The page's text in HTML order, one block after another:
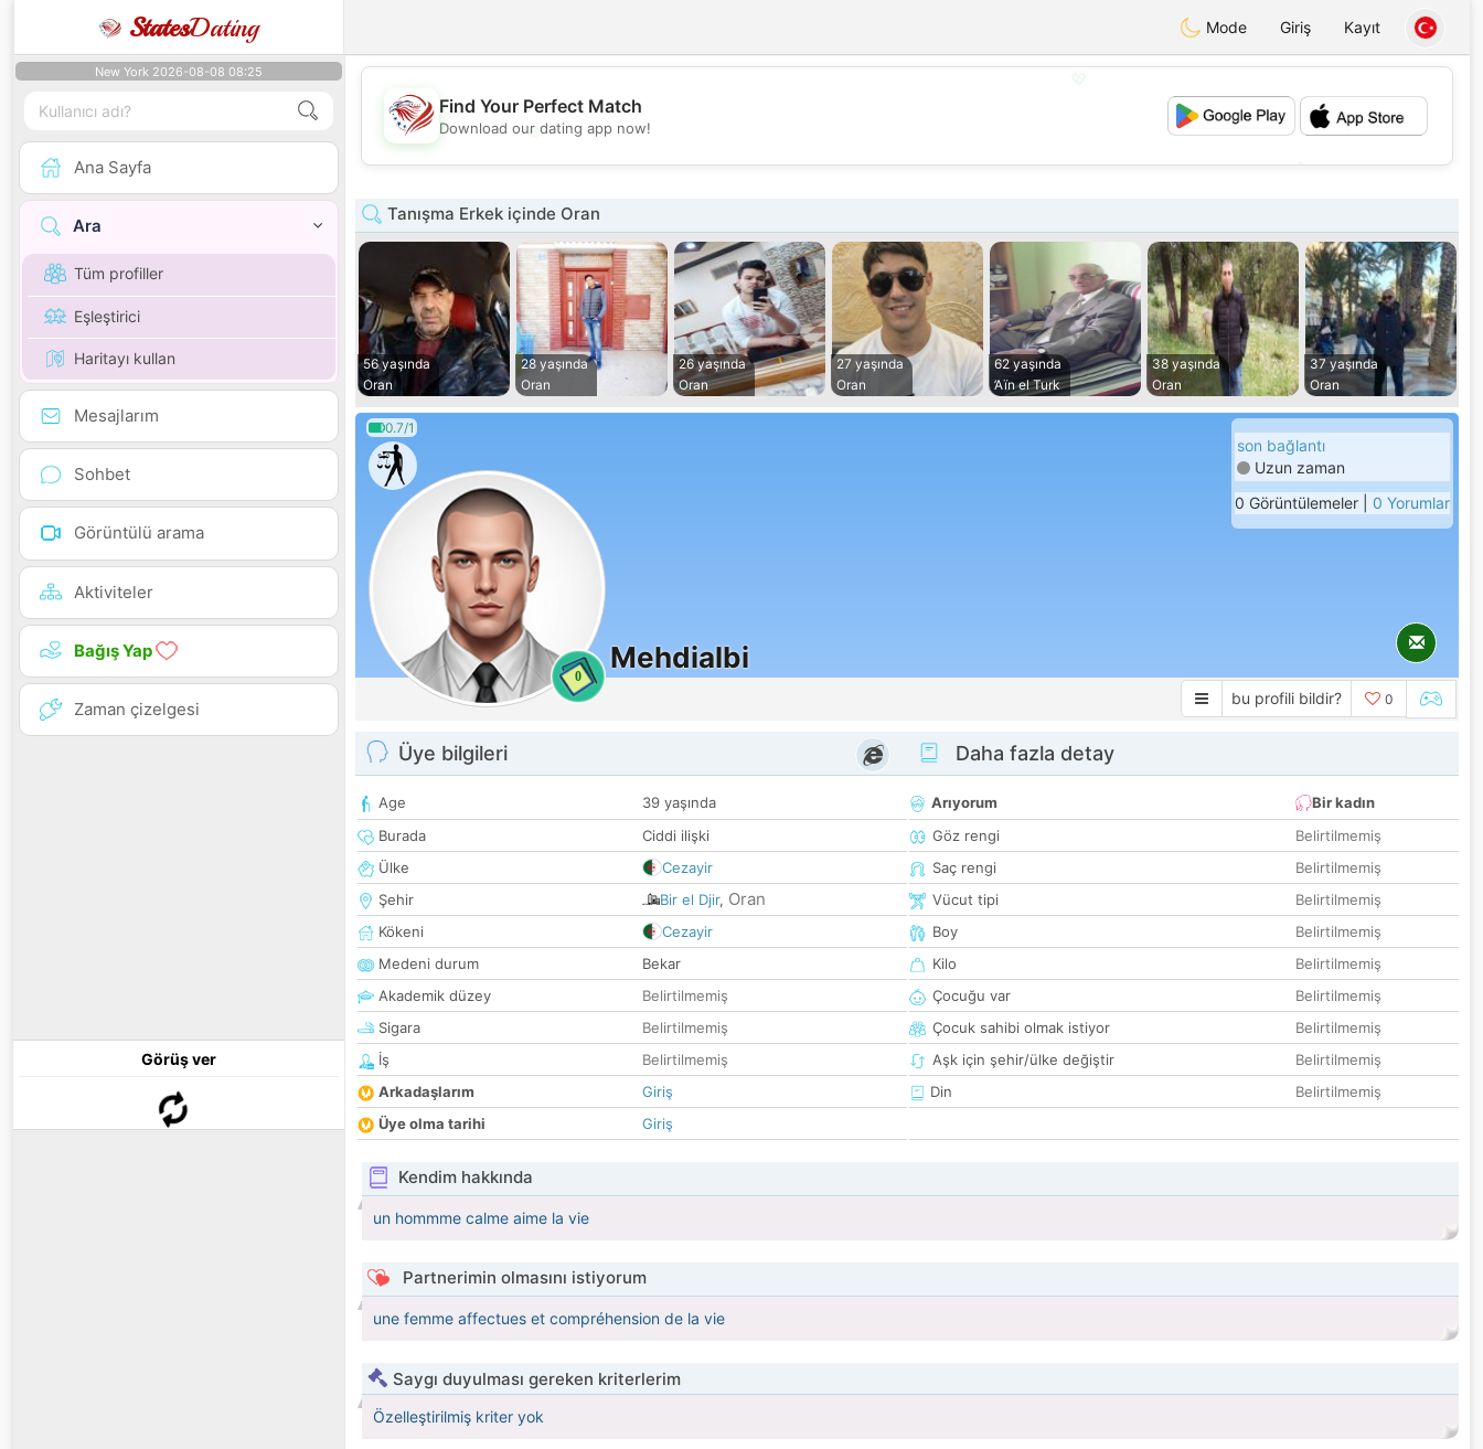
StatesDating Mode Giriş Kayıt
New York 2026-08-08 08:25
Ana Sayfa
Ara
Tüm profiller
Eşleştirici
Haritayı kullan
Mesajlarım
Sohbet
Görüntülü arama
Aktiviteler
Bağış Yap
Zaman çizelgesi
Görüş ver
💕
Find Your Perfect Match
Download our dating app now!
Tanışma Erkek içinde Oran
56 yaşında
Oran
28 yaşında
Oran
26 yaşında
Oran
27 yaşında
Oran
62 yaşında
’Aïn el Turk
38 yaşında
Oran
37 yaşında
Oran
0.7/1
0
Mehdialbi
son bağlantı
Uzun zaman
0 Görüntülemeler | 0 Yorumlar
bu profili bildir? 0
Üye bilgileri
Age
39 yaşında
Burada
Ciddi ilişki
Ülke
Cezayir
Şehir
Bir el Djir, Oran
Kökeni
Cezayir
Medeni durum
Bekar
Akademik düzey
Belirtilmemiş
Sigara
Belirtilmemiş
İş
Belirtilmemiş
Arkadaşlarım
Giriş
Üye olma tarihi
Giriş
Daha fazla detay
Arıyorum
Bir kadın
Göz rengi
Belirtilmemiş
Saç rengi
Belirtilmemiş
Vücut tipi
Belirtilmemiş
Boy
Belirtilmemiş
Kilo
Belirtilmemiş
Çocuğu var
Belirtilmemiş
Çocuk sahibi olmak istiyor
Belirtilmemiş
Aşk için şehir/ülke değiştir
Belirtilmemiş
Din
Belirtilmemiş
Kendim hakkında
un hommme calme aime la vie
Partnerimin olmasını istiyorum
une femme affectues et compréhension de la vie
Saygı duyulması gereken kriterlerim
Özelleştirilmiş kriter yok